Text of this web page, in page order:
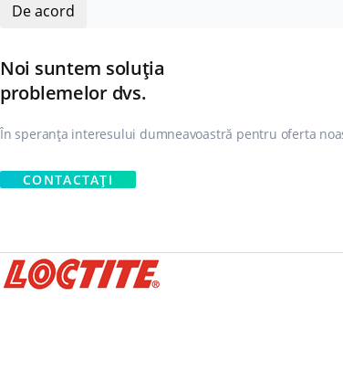
Noi suntem soluția
problemelor dvs.
În speranța interesului dumneavoastră pentru oferta
CONTACTAȚI
De acord